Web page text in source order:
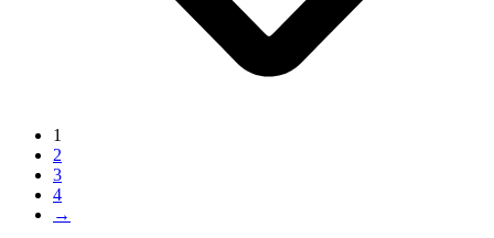
1
2
3
4
→